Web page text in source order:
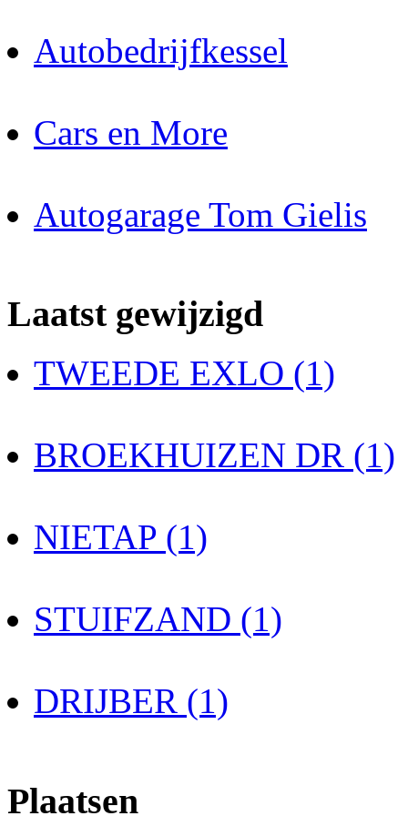
Autobedrijfkessel
Cars en More
Autogarage Tom Gielis
Laatst gewijzigd
TWEEDE EXLO (1)
BROEKHUIZEN DR (1)
NIETAP (1)
STUIFZAND (1)
DRIJBER (1)
Plaatsen